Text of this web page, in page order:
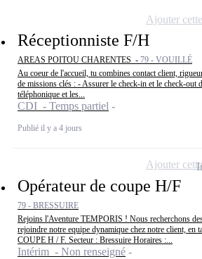
Réceptionniste F/H
AREAS POITOU CHARENTES - 79 - VOUILLÉ
Au coeur de l'accueil, tu combines contact client,
de missions clés : - Assurer le check-in et le check-out
téléphonique et les...
CDI - Temps partiel
Publié il y a 4 jours
Ajouter
Opérateur de coupe H/F
79 - BRESSUIRE
Rejoins l'Aventure TEMPORIS ! Nous recherchons
rejoindre notre equipe dynamique chez notre client, en
COUPE H / F. Secteur : Bressuire Horaires :...
Intérim - Non renseigné
Ajouter